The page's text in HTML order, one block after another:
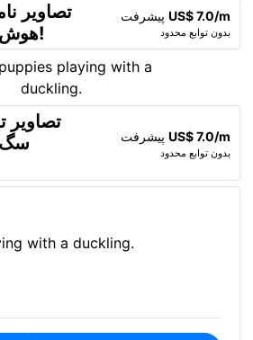
تصاویر
هوش مصنوعی بسازید!
US$ 7.0/m
بدون توابع محدود
سگ
US$ 7.0/m
بدون توابع محدود
with a duckling.